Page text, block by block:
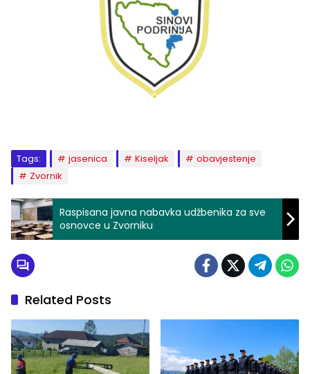
Tags: jasenica Kiseljak
obavjestenje
Zvornik
Raspisana javna nabavka udžbenika za sve
osnovce u Zvorniku
Related Posts